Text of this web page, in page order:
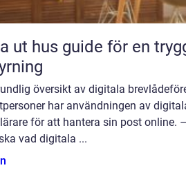
för en trygg och lönsam
översikt av digitala
har användningen av
för att hantera sin post online.
vad digitala ...